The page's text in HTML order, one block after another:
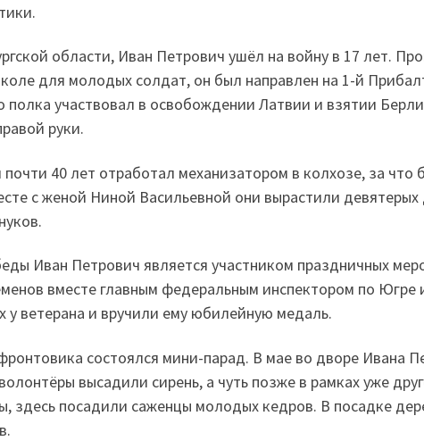
области, Иван Петрович ушёл на войну в 17 лет.
для молодых солдат, он был направлен на 1-й
полка участвовал в освобождении Латвии и взятии
руки.
40 лет отработал механизатором в колхозе, за что
с женой Ниной Васильевной они вырастили
Иван Петрович является участником праздничных
вместе главным федеральным инспектором по Югре
у ветерана и вручили ему юбилейную медаль.
состоялся мини-парад. В мае во дворе Ивана
высадили сирень, а чуть позже в рамках уже
здесь посадили саженцы молодых кедров. В посадке